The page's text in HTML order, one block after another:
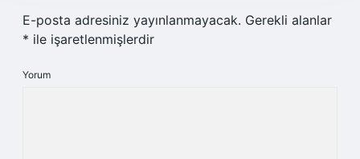
E-posta adresiniz yayınlanmayacak. Gerekli alanlar
* ile işaretlenmişlerdir
Yorum